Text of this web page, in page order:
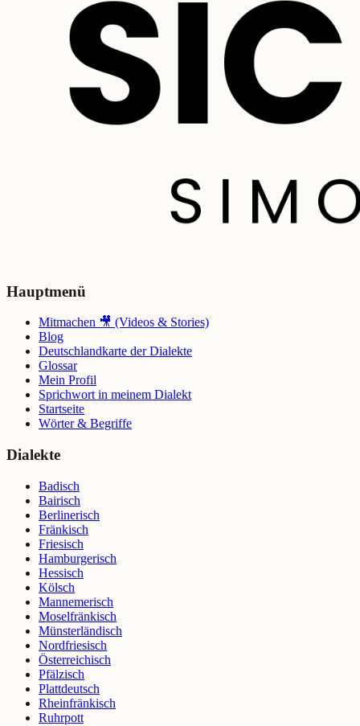
Hauptmenü
Mitmachen 🎥 (Videos & Stories)
Blog
Deutschlandkarte der Dialekte
Glossar
Mein Profil
Sprichwort in meinem Dialekt
Startseite
Wörter & Begriffe
Dialekte
Badisch
Bairisch
Berlinerisch
Fränkisch
Friesisch
Hamburgerisch
Hessisch
Kölsch
Mannemerisch
Moselfränkisch
Münsterländisch
Nordfriesisch
Österreichisch
Pfälzisch
Plattdeutsch
Rheinfränkisch
Ruhrpott